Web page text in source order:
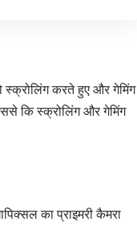
स्क्रोलिंग करते हुए और गेमिंग
कि स्क्रोलिंग और गेमिंग
का प्राइमरी कैमरा